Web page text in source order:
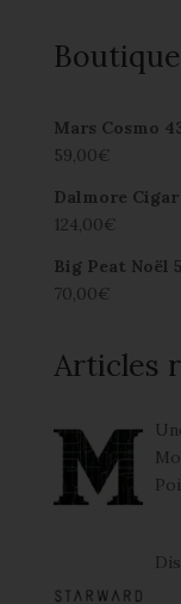
Boutique
Mars Cosmo
59,00€
Dalmore
124,00€
Big Peat Noël
70,00€
Articles